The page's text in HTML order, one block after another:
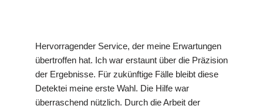
Hervorragender Service, der meine Erwartungen
übertroffen hat. Ich war erstaunt über die Präzision
der Ergebnisse. Für zukünftige Fälle bleibt diese
Detektei meine erste Wahl. Die Hilfe war
überraschend nützlich. Durch die Arbeit der